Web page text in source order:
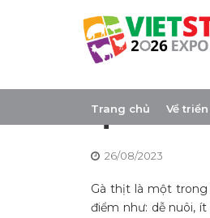
Trang chủ Về
Các
quả và
26/08/2023
Gà thịt là một trong
điểm như: dễ nuôi,